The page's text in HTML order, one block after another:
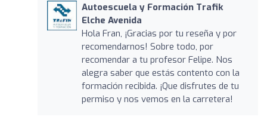
Autoescuela y Formación Trafik
Elche Avenida
Hola Fran, ¡Gracias por tu reseña y por
recomendarnos! Sobre todo, por
recomendar a tu profesor Felipe. Nos
alegra saber que estás contento con la
formación recibida. ¡Que disfrutes de tu
permiso y nos vemos en la carretera!